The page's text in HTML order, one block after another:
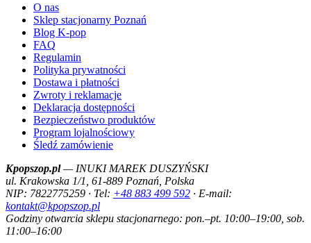
O nas
Sklep stacjonarny Poznań
Blog K-pop
FAQ
Regulamin
Polityka prywatności
Dostawa i płatności
Zwroty i reklamacje
Deklaracja dostępności
Bezpieczeństwo produktów
Program lojalnościowy
Śledź zamówienie
Kpopszop.pl— INUKI MAREK DUSZYŃSKI
ul. Krakowska 1/1, 61-889 Poznań, Polska
NIP: 7822775259 · Tel: +48 883 499 592 · E-mail:
kontakt@kpopszop.pl
Godziny otwarcia sklepu stacjonarnego: pon.–pt. 10:00–19:00, sob.
11:00–16:00